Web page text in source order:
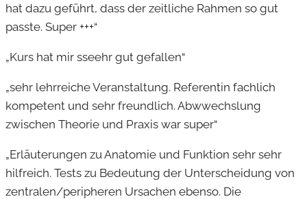
hat dazu geführt, dass der zeitliche Rahmen so gut
passte. Super +++“
„Kurs hat mir sseehr gut gefallen“
„sehr lehrreiche Veranstaltung. Referentin fachlich
kompetent und sehr freundlich. Abwwechslung
zwischen Theorie und Praxis war super“
„Erläuterungen zu Anatomie und Funktion sehr sehr
hilfreich. Tests zu Bedeutung der Unterscheidung von
zentralen/peripheren Ursachen ebenso. Die